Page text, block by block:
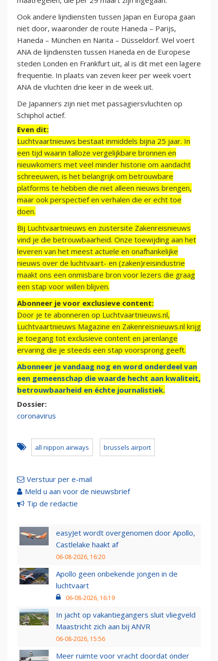
Ook andere lijndiensten tussen Japan en Europa gaan
niet door, waaronder de route Haneda – Parijs,
Haneda – München en Narita – Düsseldorf. Wel voert
ANA de lijndiensten tussen Haneda en de Europese
steden Londen en Frankfurt uit, al is dit met een lagere
frequentie. In plaats van zeven keer per week voert
ANA de vluchten drie keer in de week uit.
De Japanners zijn niet met passagiersvluchten op
Schiphol actief.
Even dit:
Luchtvaartnieuws bestaat inmiddels bijna 25 jaar. In
een tijd waarin talloze vergelijkbare bronnen en
nieuwkomers met veel minder historie om aandacht
schreeuwen, is het belangrijk om betrouwbare
platforms te hebben die niet alleen nieuws brengen,
maar ook perspectief en verhalen die er echt toe
doen.
Bij Luchtvaartnieuws en zustersite Zakenreisnieuws
vind je die betrouwbaarheid. Onze toewijding aan het
leveren van het meest actuele en onafhankelijke
nieuws over de luchtvaart- en (zaken)reisindustrie
maakt ons een onmisbare bron voor lezers die graag
een stap voor willen blijven.
Abonneer je voor exclusieve content:
Door je te abonneren op Luchtvaartnieuws.nl,
Luchtvaartnieuws Magazine en Zakenreisnieuws.nl krijg
je toegang tot exclusieve content en jarenlange
ervaring die je steeds een stap voorsprong geeft.
Abonneer je vandaag nog en word onderdeel van
een gemeenschap die waarde hecht aan kwaliteit,
betrouwbaarheid en échte journalistiek.
Dossier:
coronavirus
all nippon airways brussels airport
Verstuur per e-mail
Meld u aan voor de nieuwsbrief
Tip de redactie
easyJet wordt overgenomen door Apollo,
Castlelake haakt af
06-08-2026, 16:20
Apollo geen onbekende jongen in de
luchtvaart
06-08-2026, 16:19
In jacht op vakantiegangers sluit vliegveld
Maastricht zich aan bij ANVR
06-08-2026, 15:56
Meer ruimte voor vracht doordat onder